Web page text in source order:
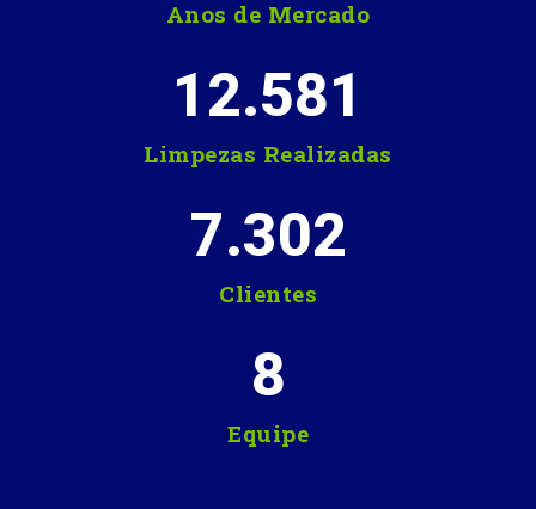
Anos de Mercado
Limpezas Realizadas
12.581
Clientes
7.302
Equipe
8